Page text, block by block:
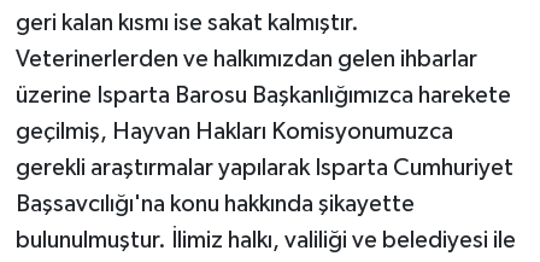
geri kalan kısmı ise sakat kalmıştır.
Veterinerlerden ve halkımızdan gelen ihbarlar
üzerine Isparta Barosu Başkanlığımızca harekete
geçilmiş, Hayvan Hakları Komisyonumuzca
gerekli araştırmalar yapılarak Isparta Cumhuriyet
Başsavcılığı'na konu hakkında şikayette
bulunulmuştur. İlimiz halkı, valiliği ve belediyesi ile